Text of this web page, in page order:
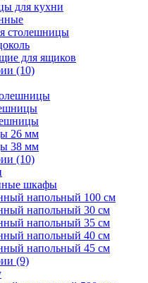
для кухни
столешницы
для ящиков
(10)
26 мм
38 мм
(10)
шкафы
напольный 100 см
напольный 30 см
напольный 35 см
напольный 40 см
напольный 45 см
(9)